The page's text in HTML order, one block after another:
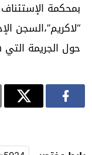
بمحكمة
“لاكريم”،السجن
حول الجريمة